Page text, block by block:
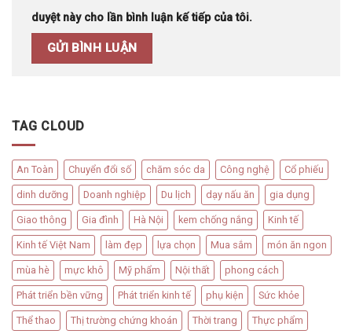
duyệt này cho lần bình luận kế tiếp của tôi.
TAG CLOUD
An Toàn Chuyển đổi số chăm sóc da Công nghệ Cổ phiếu
dinh dưỡng Doanh nghiệp Du lịch dạy nấu ăn gia dụng
Giao thông Gia đình Hà Nội kem chống nắng Kinh tế
Kinh tế Việt Nam làm đẹp lựa chọn Mua sắm món ăn ngon
mùa hè mực khô Mỹ phẩm Nội thất phong cách
Phát triển bền vững Phát triển kinh tế phụ kiện Sức khỏe
Thể thao Thị trường chứng khoán Thời trang Thực phẩm